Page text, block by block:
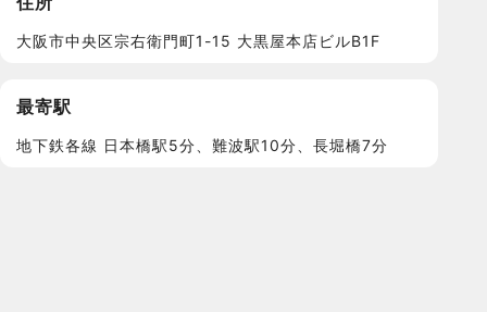
大阪市中央区宗右衛門町1-15 大黒屋本店ビルB1F
最寄駅
地下鉄各線 日本橋駅5分、難波駅10分、長堀橋7分